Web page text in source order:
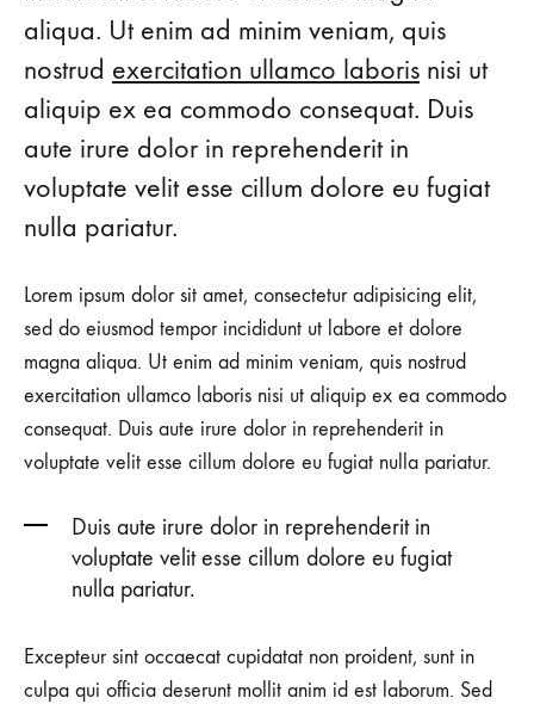
aliqua. Ut enim ad minim veniam, quis
nostrud exercitation ullamco laboris nisi ut
aliquip ex ea commodo consequat. Duis
aute irure dolor in reprehenderit in
voluptate velit esse cillum dolore eu fugiat
nulla pariatur.
Lorem ipsum dolor sit amet, consectetur adipisicing elit,
sed do eiusmod tempor incididunt ut labore et dolore
magna aliqua. Ut enim ad minim veniam, quis nostrud
exercitation ullamco laboris nisi ut aliquip ex ea commodo
consequat. Duis aute irure dolor in reprehenderit in
voluptate velit esse cillum dolore eu fugiat nulla pariatur.
Duis aute irure dolor in reprehenderit in
voluptate velit esse cillum dolore eu fugiat
nulla pariatur.
Excepteur sint occaecat cupidatat non proident, sunt in
culpa qui officia deserunt mollit anim id est laborum. Sed